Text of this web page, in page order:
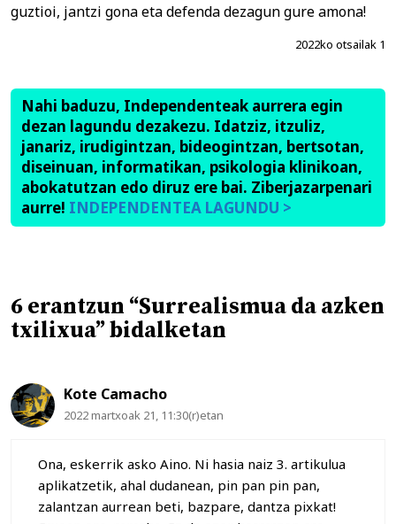
guztioi, jantzi gona eta defenda dezagun gure amona!
2022ko otsailak 1
Nahi baduzu, Independenteak aurrera egin
dezan lagundu dezakezu. Idatziz, itzuliz,
janariz, irudigintzan, bideogintzan, bertsotan,
diseinuan, informatikan, psikologia klinikoan,
abokatutzan edo diruz ere bai. Ziberjazarpenari
aurre! INDEPENDENTEA LAGUNDU >
6 erantzun “Surrealismua da azken
txilixua” bidalketan
Kote Camacho
2022 martxoak 21, 11:30(r)etan
Ona, eskerrik asko Aino. Ni hasia naiz 3. artikulua
aplikatzetik, ahal dudanean, pin pan pin pan,
zalantzan aurrean beti, bazpare, dantza pixkat!